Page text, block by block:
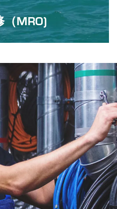
MRO)